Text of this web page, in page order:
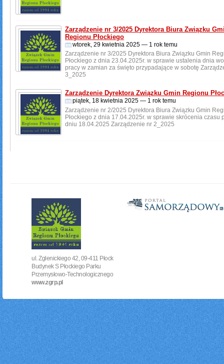
Zarządzenie nr 3/2025 Dyrektora Biura Związku
Regionu Płockiego
wtorek, 29 kwietnia 2025 — 1 rok temu
Zarządzenie nr 3/2025 Dyrektora Biura Związku Gmin
Płockiego z dnia 23.04.2025r. w sprawie ustalenia dnia
pracy w zamian za święto przypadające w sobotę
3_2025
Zarządzenie Dyrektora Związku Gmin Regionu
piątek, 18 kwietnia 2025 — 1 rok temu
Zarządzenie nr 2/2025 Dyrektora Biura Związku Gmin
Płockiego z dnia 17.04.2025r. w sprawie skrócenia czasu
dniu 18.04.2025 Zarządzenie nr 2_2025
ul. Zglenickiego 42, 09-411 Płock
Budynek S Płockiego Parku
Przemysłowo-Technologicznego
www.zgrp.pl